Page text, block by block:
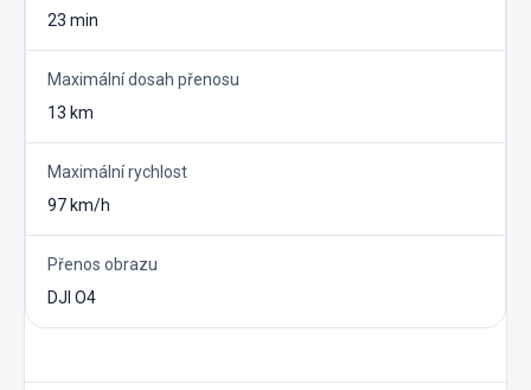
23 min
Maximální dosah přenosu
13 km
Maximální rychlost
97 km/h
Přenos obrazu
DJI O4